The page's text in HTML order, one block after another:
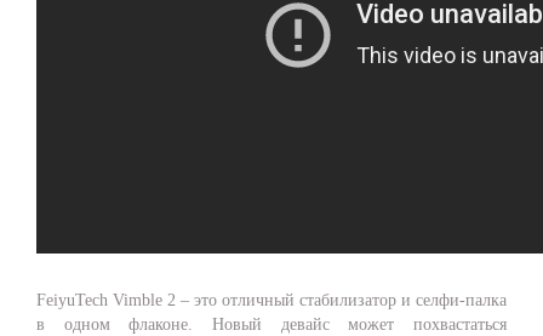
FeiyuTech Vimble 2 – это отличный стабилизатор и селфи-палка
в одном флаконе. Новый девайс может похвастаться